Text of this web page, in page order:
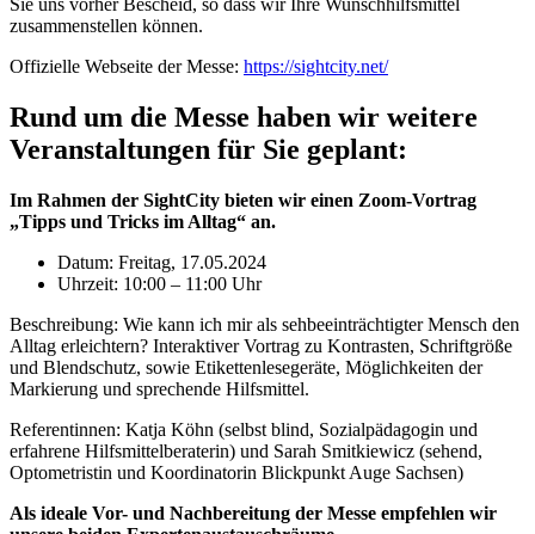
Sie uns vorher Bescheid, so dass wir Ihre Wunschhilfsmittel
zusammenstellen können.
Offizielle Webseite der Messe: https://sightcity.net/
Rund um die Messe haben wir weitere
Veranstaltungen für Sie geplant:
Im Rahmen der SightCity bieten wir einen Zoom-Vortrag
„Tipps und Tricks im Alltag“ an.
Datum: Freitag, 17.05.2024
Uhrzeit: 10:00 – 11:00 Uhr
Beschreibung: Wie kann ich mir als sehbeeinträchtigter Mensch den
Alltag erleichtern? Interaktiver Vortrag zu Kontrasten, Schriftgröße
und Blendschutz, sowie Etikettenlesegeräte, Möglichkeiten der
Markierung und sprechende Hilfsmittel.
Referentinnen: Katja Köhn (selbst blind, Sozialpädagogin und
erfahrene Hilfsmittelberaterin) und Sarah Smitkiewicz (sehend,
Optometristin und Koordinatorin Blickpunkt Auge Sachsen)
Als ideale Vor- und Nachbereitung der Messe empfehlen wir